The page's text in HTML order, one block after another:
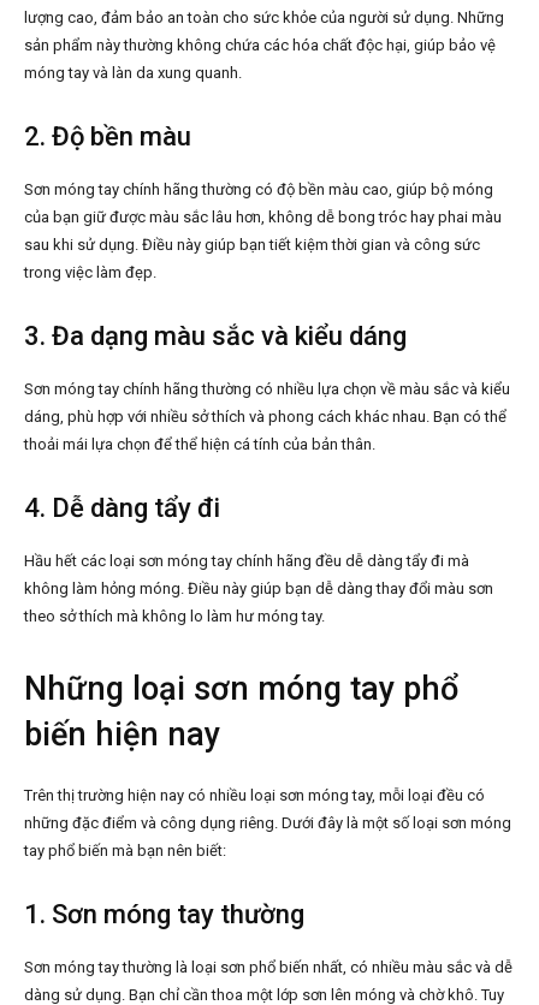
lượng cao, đảm bảo an toàn cho sức khỏe của người sử dụng. Những
sản phẩm này thường không chứa các hóa chất độc hại, giúp bảo vệ
móng tay và làn da xung quanh.
2. Độ bền màu
Sơn móng tay chính hãng thường có độ bền màu cao, giúp bộ móng
của bạn giữ được màu sắc lâu hơn, không dễ bong tróc hay phai màu
sau khi sử dụng. Điều này giúp bạn tiết kiệm thời gian và công sức
trong việc làm đẹp.
3. Đa dạng màu sắc và kiểu dáng
Sơn móng tay chính hãng thường có nhiều lựa chọn về màu sắc và kiểu
dáng, phù hợp với nhiều sở thích và phong cách khác nhau. Bạn có thể
thoải mái lựa chọn để thể hiện cá tính của bản thân.
4. Dễ dàng tẩy đi
Hầu hết các loại sơn móng tay chính hãng đều dễ dàng tẩy đi mà
không làm hỏng móng. Điều này giúp bạn dễ dàng thay đổi màu sơn
theo sở thích mà không lo làm hư móng tay.
Những loại sơn móng tay phổ
biến hiện nay
Trên thị trường hiện nay có nhiều loại sơn móng tay, mỗi loại đều có
những đặc điểm và công dụng riêng. Dưới đây là một số loại sơn móng
tay phổ biến mà bạn nên biết:
1. Sơn móng tay thường
Sơn móng tay thường là loại sơn phổ biến nhất, có nhiều màu sắc và dễ
dàng sử dụng. Bạn chỉ cần thoa một lớp sơn lên móng và chờ khô. Tuy